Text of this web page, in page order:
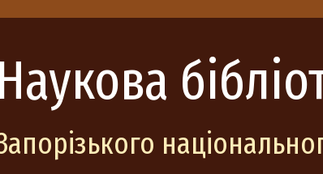
Наукова